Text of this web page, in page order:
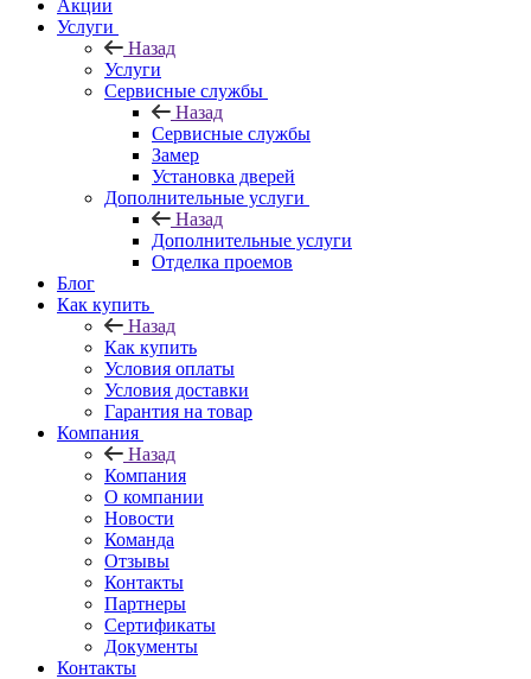
Акции
Услуги
Назад
Услуги
Сервисные службы
Назад
Сервисные службы
Замер
Установка дверей
Дополнительные услуги
Назад
Дополнительные услуги
Отделка проемов
Блог
Как купить
Назад
Как купить
Условия оплаты
Условия доставки
Гарантия на товар
Компания
Назад
Компания
О компании
Новости
Команда
Отзывы
Контакты
Партнеры
Сертификаты
Документы
Контакты